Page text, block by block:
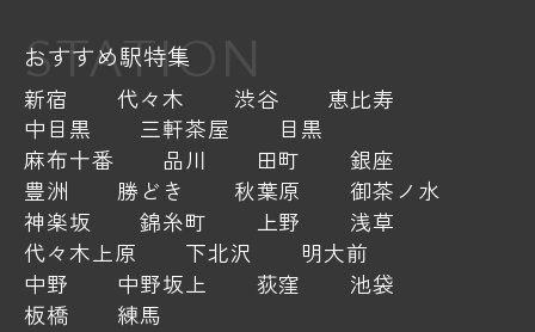
STATION
おすすめ駅特集
新宿 代々木 渋谷
恵比寿
中目黒
三軒茶屋
目黒
麻布十番
品川 田町
銀座
豊洲
勝どき 秋葉原
御茶ノ水
神楽坂
錦糸町 上野
浅草
代々木上原
下北沢
明大前
中野
中野坂上 荻窪
池袋
板橋
練馬